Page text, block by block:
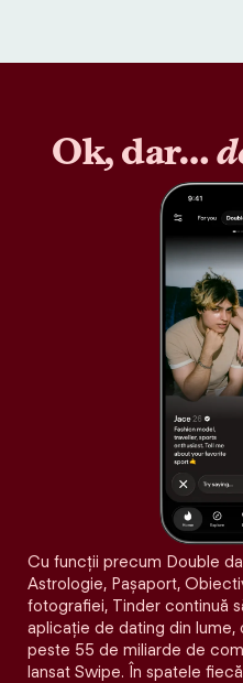
Ok, dar…
Cu funcții precum Double
Astrologie, Pașaport,
fotografiei, Tinder continuă
aplicație de dating din lume,
peste 55 de miliarde de
lansat Swipe. În spatele